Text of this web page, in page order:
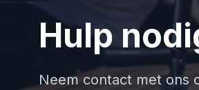
Hulp
Neem contact met ons